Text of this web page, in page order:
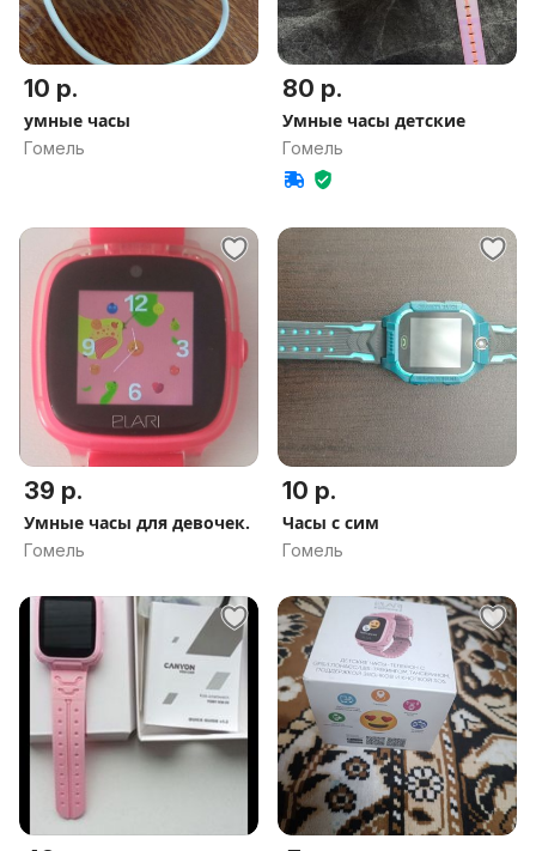
10 р.
умные часы
Гомель
80 р.
Умные часы детские
Гомель
39 р.
Умные часы для девочек.
Гомель
10 р.
Часы с сим
Гомель